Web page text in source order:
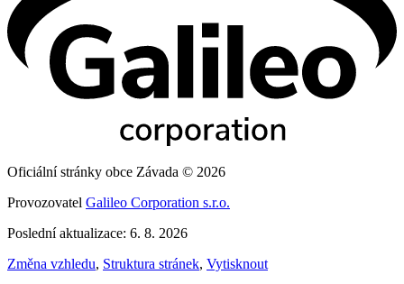
Oficiální stránky obce Závada © 2026
Provozovatel Galileo Corporation s.r.o.
Poslední aktualizace: 6. 8. 2026
Změna vzhledu, Struktura stránek, Vytisknout